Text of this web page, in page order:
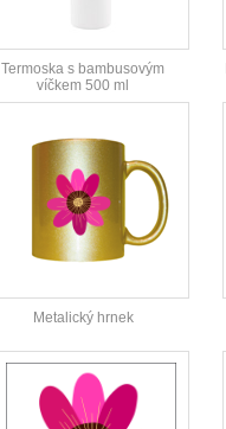
Termoska s bambusovým
víčkem 500 ml
Metalický hrnek